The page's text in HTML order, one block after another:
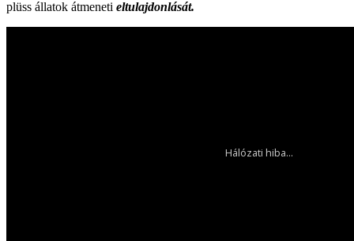
plüss állatok átmeneti eltulajdonlását.